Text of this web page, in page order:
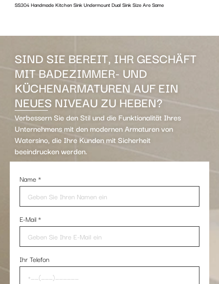
SS304 Handmade Kitchen Sink Undermount Dual Sink Size Are Same
SIND SIE BEREIT, IHR GESCHÄFT
MIT BADEZIMMER- UND
KÜCHENARMATUREN AUF EIN
NEUES NIVEAU ZU HEBEN?
Verbessern Sie den Stil und die Funktionalität Ihres
Unternehmens mit den modernen Armaturen von
Watersino, die Ihre Kunden mit Sicherheit
beeindrucken werden.
Name*
E-Mail*
Ihr Telefon